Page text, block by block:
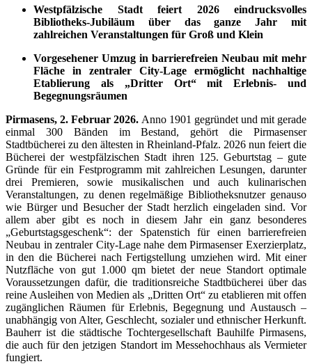
Westpfälzische Stadt feiert 2026 eindrucksvolles
Bibliotheks-Jubiläum über das ganze Jahr mit
zahlreichen Veranstaltungen für Groß und Klein
Vorgesehener Umzug in barrierefreien Neubau mit mehr
Fläche in zentraler City-Lage ermöglicht nachhaltige
Etablierung als „Dritter Ort“ mit Erlebnis- und
Begegnungsräumen
Pirmasens, 2. Februar 2026. Anno 1901 gegründet und mit gerade
einmal 300 Bänden im Bestand, gehört die Pirmasenser
Stadtbücherei zu den ältesten in Rheinland-Pfalz. 2026 nun feiert die
Bücherei der westpfälzischen Stadt ihren 125. Geburtstag – gute
Gründe für ein Festprogramm mit zahlreichen Lesungen, darunter
drei Premieren, sowie musikalischen und auch kulinarischen
Veranstaltungen, zu denen regelmäßige Bibliotheksnutzer genauso
wie Bürger und Besucher der Stadt herzlich eingeladen sind. Vor
allem aber gibt es noch in diesem Jahr ein ganz besonderes
„Geburtstagsgeschenk“: der Spatenstich für einen barrierefreien
Neubau in zentraler City-Lage nahe dem Pirmasenser Exerzierplatz,
in den die Bücherei nach Fertigstellung umziehen wird. Mit einer
Nutzfläche von gut 1.000 qm bietet der neue Standort optimale
Voraussetzungen dafür, die traditionsreiche Stadtbücherei über das
reine Ausleihen von Medien als „Dritten Ort“ zu etablieren mit offen
zugänglichen Räumen für Erlebnis, Begegnung und Austausch –
unabhängig von Alter, Geschlecht, sozialer und ethnischer Herkunft.
Bauherr ist die städtische Tochtergesellschaft Bauhilfe Pirmasens,
die auch für den jetzigen Standort im Messehochhaus als Vermieter
fungiert.